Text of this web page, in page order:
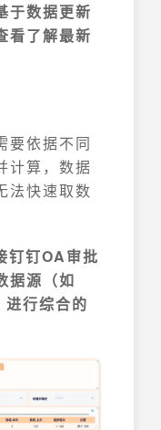
于数据更新
看了解最新
要依据不同
计算，数据
法快速取数
钉钉OA审批
据源（如
行综合的